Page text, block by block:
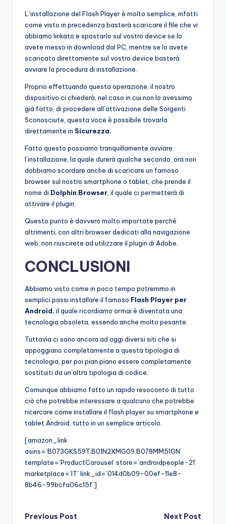
L’installazione del Flash Player è molto semplice, infatti
come visto in precedenza basterà scaricare il file che vi
abbiamo linkato e spostarlo sul vostro device se lo
avete messo in download dal PC, mentre se lo avete
scaricato direttamente sul vostro device basterà
avviare la procedura di installazione.
Proprio effettuando questa operazione, il nostro
dispositivo ci chiederà, nel caso in cui non lo avessimo
già fatto, di procedere all’attivazione delle Sorgenti
Sconosciute, questa voce è possibile trovarla
direttamente in Sicurezza.
Fatto questo possiamo tranquillamente avviare
l’installazione, la quale durerà qualche secondo, ora non
dobbiamo scordare anche di scaricare un famoso
browser sul nostro smartphone o tablet, che prende il
nome di Dolphin Browser, il quale ci permetterà di
attivare il plugin.
Questo punto è davvero molto importate perché
altrimenti, con altri browser dedicati alla navigazione
web, non riuscirete ad utilizzare il plugin di Adobe.
CONCLUSIONI
Abbiamo visto come in poco tempo potremmo in
semplici passi installare il famoso Flash Player per
Android, il quale ricordiamo ormai è diventata una
tecnologia obsoleta, essendo anche molto pesante.
Tuttavia ci sono ancora ad oggi diversi siti che si
appoggiano completamente a questa tipologia di
tecnologia, per poi pian piano essere completamente
sostituiti da un’altra tipologia di codice.
Comunque abbiamo fatto un rapido resoconto di tutto
ciò che potrebbe interessare a qualcuno che potrebbe
ricercare come installare il flash player su smartphone e
tablet Android, tutto in un semplice articolo.
[amazon_link
asins=’B073GKS59T,B01N2XMG09,B078MM51GN’
template=’ProductCarousel’ store=’androidpeople-21′
marketplace=’IT’ link_id=’014d0b09-00ef-11e8-
8b46-99bcfa06c15f’]
Post
Previous Post
Next Post